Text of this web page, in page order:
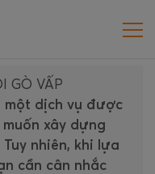
GÒ VẤP
một dịch vụ được
xây dựng
nhiên, khi lựa
cần cân nhắc